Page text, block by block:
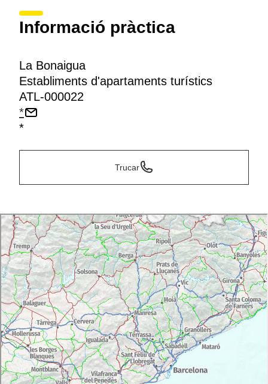
Informació pràctica
La Bonaigua
Establiments d'apartaments turístics
ATL-000022
*
*
Trucar